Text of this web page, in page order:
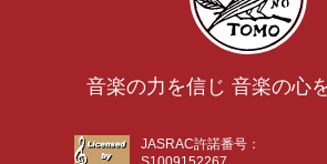
音楽の力を信じ 音楽の心
JASRAC許諾番号：